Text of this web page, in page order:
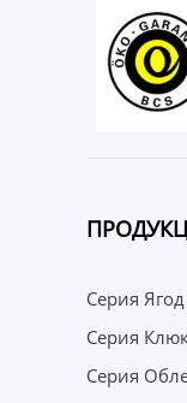
Серия
Серия
Серия